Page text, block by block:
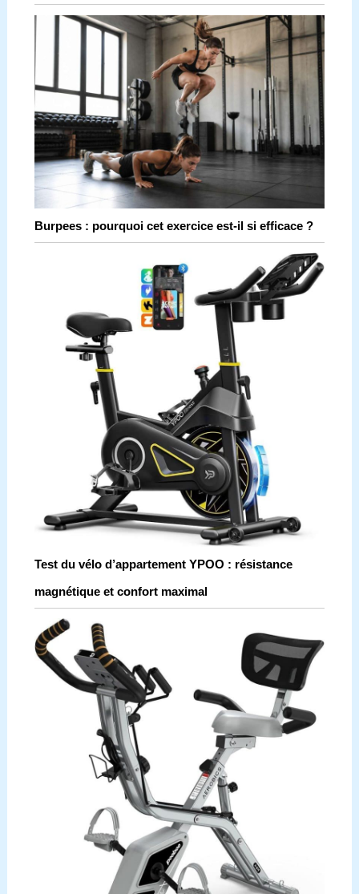
Burpees : pourquoi cet exercice est-il si efficace ?
Test du vélo d’appartement YPOO : résistance
magnétique et confort maximal